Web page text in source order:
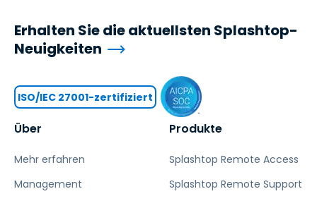
Über
Mehr erfahren
Management
Produkte
Splashtop Remote Access
Splashtop Remote Support
Erhalten Sie die aktuellsten Splashtop-
Neuigkeiten
ISO/IEC 27001-zertifiziert